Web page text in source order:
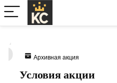
Архивная акция
Условия акции